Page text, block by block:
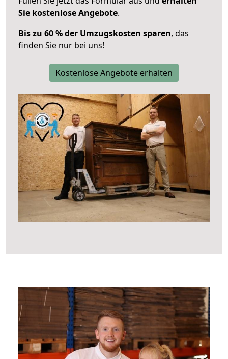
Sie kostenlose Angebote.
Bis zu 60 % der Umzugskosten sparen, das
finden Sie nur bei uns!
Kostenlose Angebote erhalten